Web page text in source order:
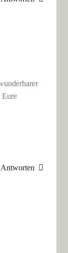
Antworten